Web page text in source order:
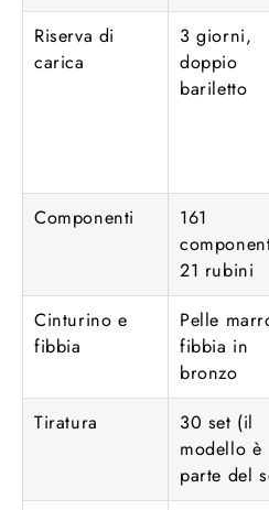
Riserva di
carica
3 giorni,
doppio
bariletto
Componenti
161
21 rubini
Cinturino e
fibbia
Pelle
fibbia in
bronzo
Tiratura
30 set (il
modello è
parte del